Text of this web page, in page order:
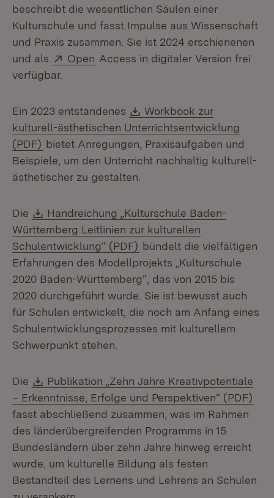
beschreibt die wesentlichen Säulen einer
Kulturschule und fasst Impulse aus Wissenschaft
und Praxis zusammen. Sie ist 2024 erschienenen
und als
Extern:
Open (Öffnet in neuem Fenster)
Access in digitaler Version frei
verfügbar.
Ein 2023 entstandenes Download:
Workbook zur
kulturell-ästhetischen Unterrichtsentwicklung
(PDF) (Öffnet in neuem Fenster)
bietet Anregungen, Praxisaufgaben und
Beispiele, um den Unterricht nachhaltig kulturell-
ästhetischer zu gestalten.
Die Download:
Handreichung „Kulturschule Baden-
Württemberg Leitlinien zur kulturellen
Schulentwicklung“ (PDF) (Öffnet in neuem Fenster)
bündelt die vielfältigen
Erfahrungen des Modellprojekts „Kulturschule
2020 Baden-Württemberg“, das von 2015 bis
2020 durchgeführt wurde. Sie ist bewusst auch
für Schulen entwickelt, die noch am Anfang eines
Schulentwicklungsprozesses mit kulturellem
Schwerpunkt stehen.
Die Download:
Publikation „Zehn Jahre Kreativpotentiale
– Erkenntnisse, Erfolge und Perspektiven“ (PDF)
fasst abschließend zusammen, was im Rahmen
des länderübergreifenden Programms in 15
Bundesländern über zehn Jahre hinweg erreicht
wurde, um kulturelle Bildung als festen
Bestandteil des Lernens und Lehrens an Schulen